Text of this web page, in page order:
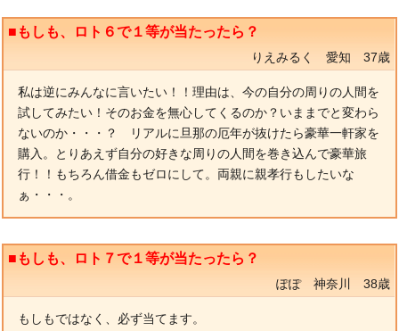
■もしも、ロト６で１等が当たったら？
りえみるく 愛知 37歳
私は逆にみんなに言いたい！！理由は、今の自分の周りの人間を
試してみたい！そのお金を無心してくるのか？いままでと変わら
ないのか・・・？ リアルに旦那の厄年が抜けたら豪華一軒家を
購入。とりあえず自分の好きな周りの人間を巻き込んで豪華旅
行！！もちろん借金もゼロにして。両親に親孝行もしたいな
ぁ・・・。
■もしも、ロト７で１等が当たったら？
ぽぽ 神奈川 38歳
もしもではなく、必ず当てます。